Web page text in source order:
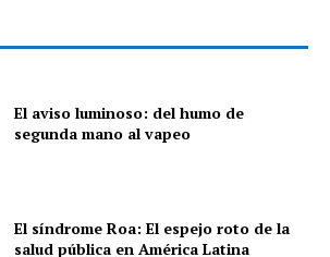
El aviso luminoso: del humo de
segunda mano al vapeo
El síndrome Roa: El espejo roto de la
salud pública en América Latina